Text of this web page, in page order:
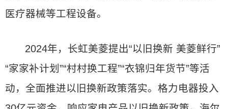
医疗器械等工程设备。
2024年，长虹美菱提出“以旧换新 美菱鲜行”
“家家补计划”“村村换工程”“衣锦归年货节”等活
动，全面推进以旧换新政策落实。格力电器投入